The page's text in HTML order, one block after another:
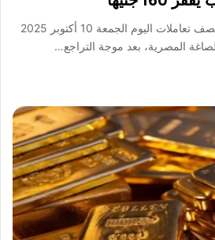
شهدت أسعار الذهب في منتصف تعاملات اليوم الجمعة 10 أكتوبر 2025
المصرية، بعد موجة التراجع…